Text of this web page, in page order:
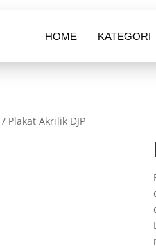
HOME KATEGORI
/ Plakat Akrilik DJP